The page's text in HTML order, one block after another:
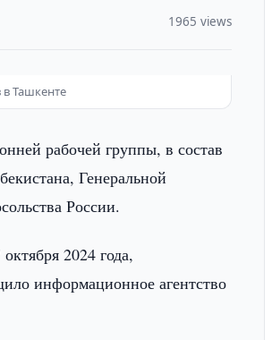
1965 views
Ташкенте
рабочей группы, в состав
Генеральной
России.
2024 года,
информационное агентство